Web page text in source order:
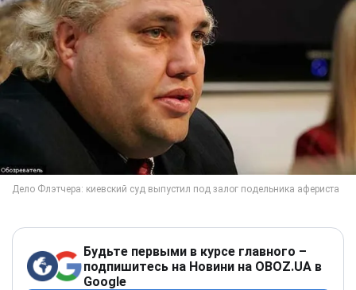
Будьте первыми в курсе главного –
подпишитесь на Новини на OBOZ.UA в
Google